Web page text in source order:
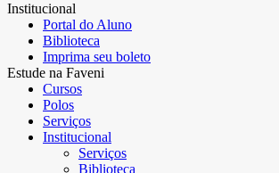
Institucional
Portal do Aluno
Biblioteca
Imprima seu boleto
Estude na Faveni
Cursos
Polos
Serviços
Institucional
Serviços
Biblioteca